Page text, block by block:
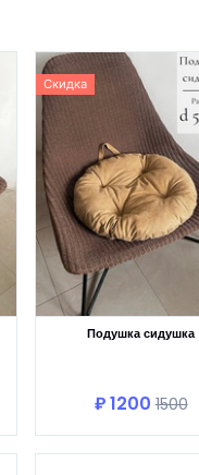
Скидка
Подушка сидушка
₽ 1200 1500